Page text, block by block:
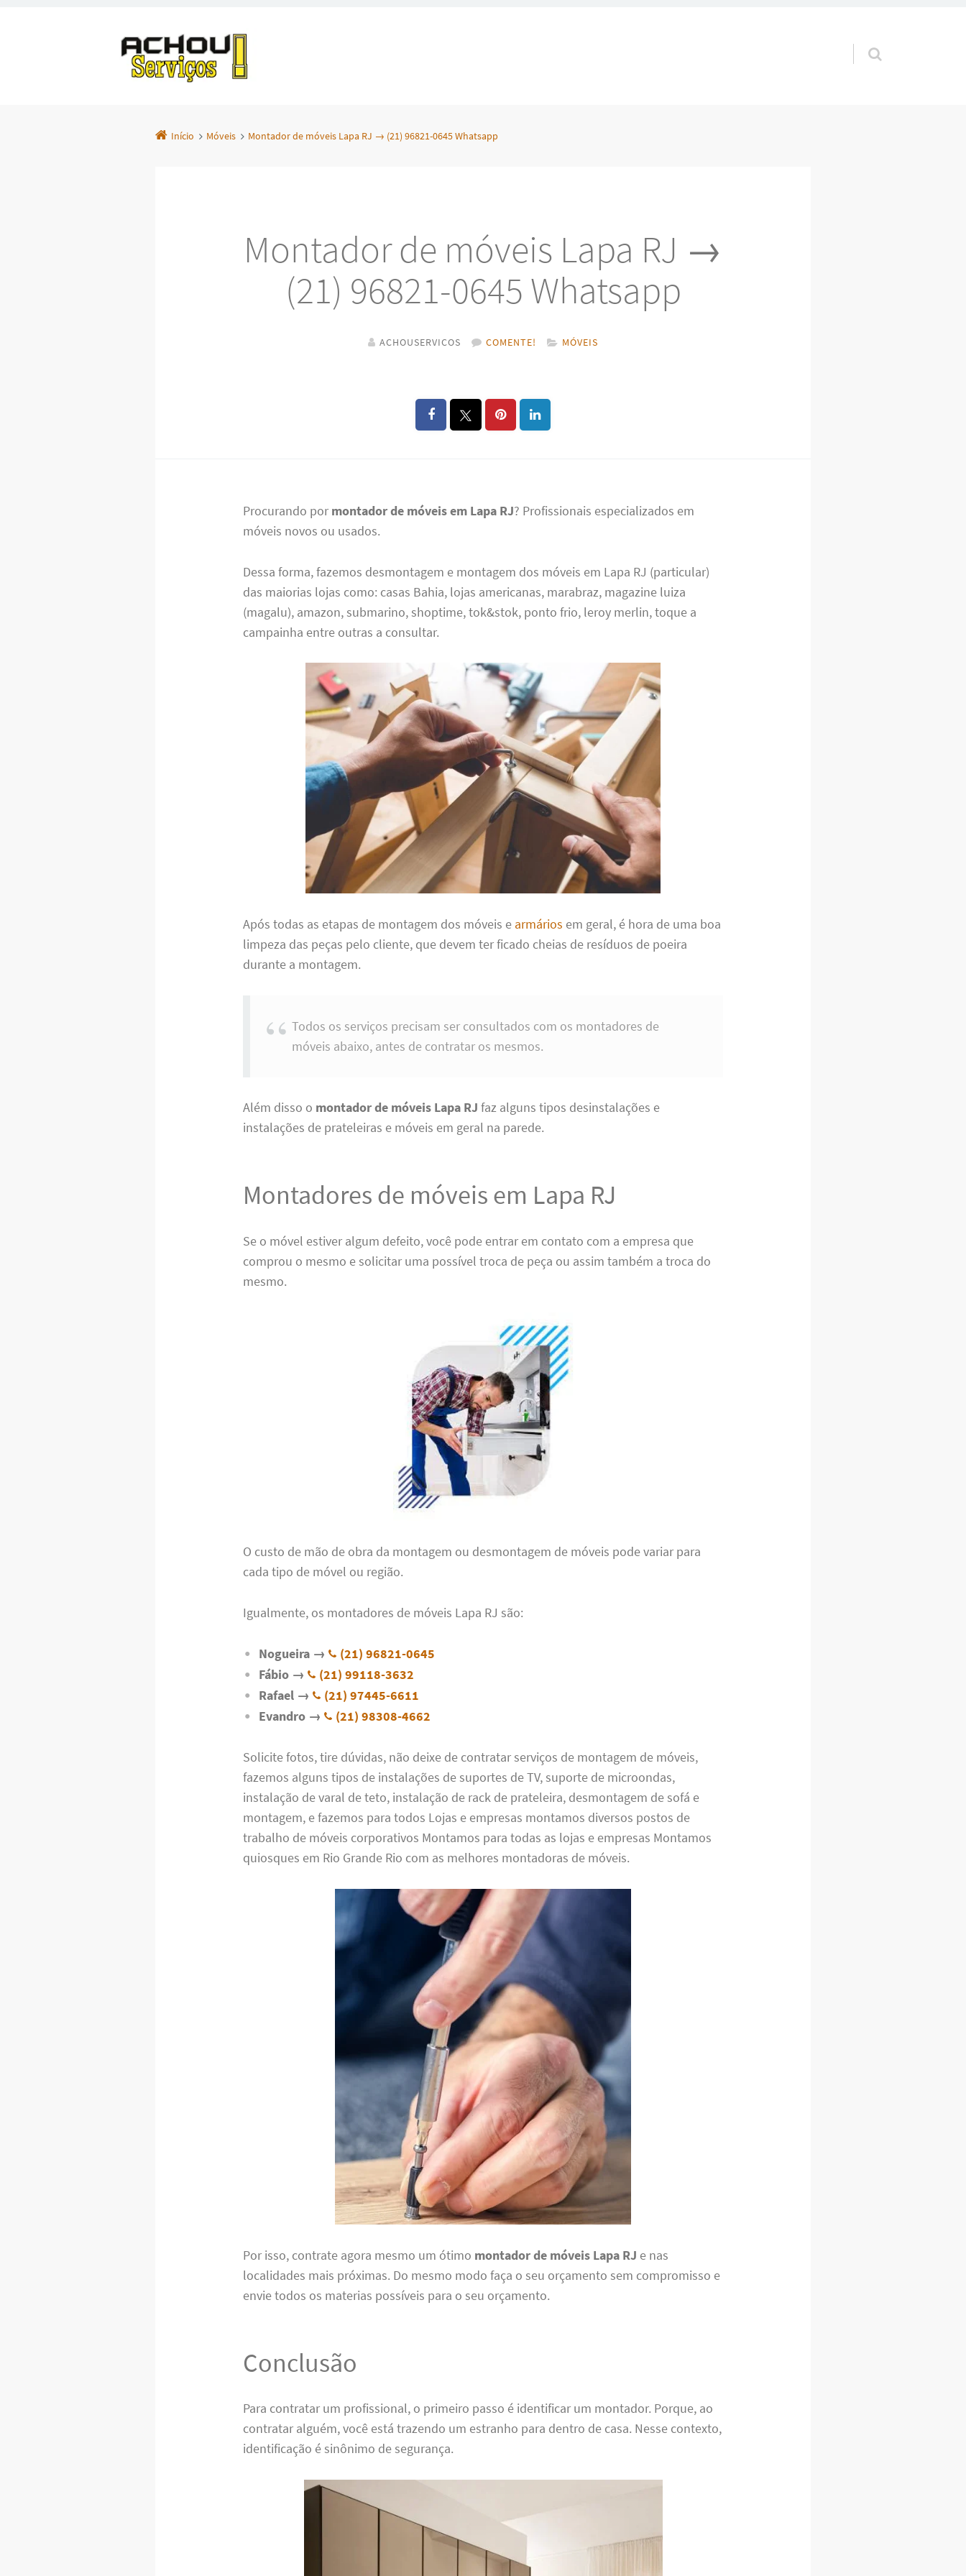
Pular para o conteúdo
Início Móveis Montador de móveis Lapa RJ → (21) 96821-0645 Whatsapp
Montador de móveis Lapa RJ →
(21) 96821-0645 Whatsapp
ACHOUSERVICOS COMENTE! MÓVEIS
Procurando por montador de móveis em Lapa RJ? Profissionais especializados em
móveis novos ou usados.
Dessa forma, fazemos desmontagem e montagem dos móveis em Lapa RJ (particular)
das maiorias lojas como: casas Bahia, lojas americanas, marabraz, magazine luiza
(magalu), amazon, submarino, shoptime, tok&stok, ponto frio, leroy merlin, toque a
campainha entre outras a consultar.
Após todas as etapas de montagem dos móveis e armários em geral, é hora de uma boa
limpeza das peças pelo cliente, que devem ter ficado cheias de resíduos de poeira
durante a montagem.
Todos os serviços precisam ser consultados com os montadores de
móveis abaixo, antes de contratar os mesmos.
Além disso o montador de móveis Lapa RJ faz alguns tipos desinstalações e
instalações de prateleiras e móveis em geral na parede.
Montadores de móveis em Lapa RJ
Se o móvel estiver algum defeito, você pode entrar em contato com a empresa que
comprou o mesmo e solicitar uma possível troca de peça ou assim também a troca do
mesmo.
O custo de mão de obra da montagem ou desmontagem de móveis pode variar para
cada tipo de móvel ou região.
Igualmente, os montadores de móveis Lapa RJ são:
Nogueira →
(21) 96821-0645
Fábio →
(21) 99118-3632
Rafael →
(21) 97445-6611
Evandro →
(21) 98308-4662
Solicite fotos, tire dúvidas, não deixe de contratar serviços de montagem de móveis,
fazemos alguns tipos de instalações de suportes de TV, suporte de microondas,
instalação de varal de teto, instalação de rack de prateleira, desmontagem de sofá e
montagem, e fazemos para todos Lojas e empresas montamos diversos postos de
trabalho de móveis corporativos Montamos para todas as lojas e empresas Montamos
quiosques em Rio Grande Rio com as melhores montadoras de móveis.
Por isso, contrate agora mesmo um ótimo montador de móveis Lapa RJ e nas
localidades mais próximas. Do mesmo modo faça o seu orçamento sem compromisso e
envie todos os materias possíveis para o seu orçamento.
Conclusão
Para contratar um profissional, o primeiro passo é identificar um montador. Porque, ao
contratar alguém, você está trazendo um estranho para dentro de casa. Nesse contexto,
identificação é sinônimo de segurança.